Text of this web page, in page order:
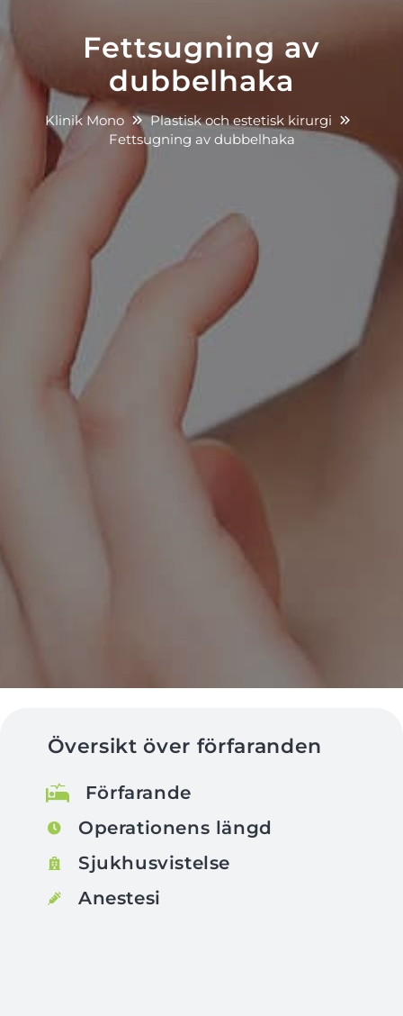
Fettsugning av
dubbelhaka
Klinik Mono
Plastisk och estetisk kirurgi
Fettsugning av dubbelhaka
Översikt över förfaranden
Förfarande
Operationens längd
Sjukhusvistelse
Anestesi